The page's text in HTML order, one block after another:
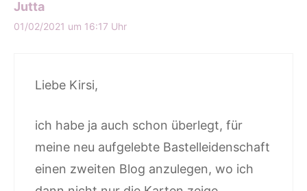
Jutta
01/02/2021 um 16:17 Uhr
Liebe Kirsi,
ich habe ja auch schon überlegt, für
meine neu aufgelebte Bastelleidenschaft
einen zweiten Blog anzulegen, wo ich